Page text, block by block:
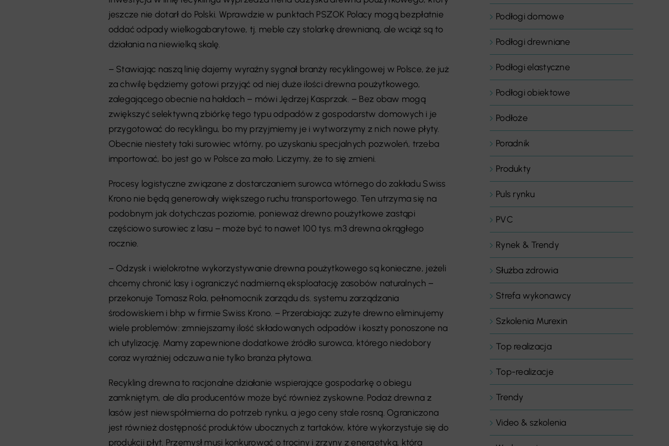
jeszcze nie dotarł do Polski. Wprawdzie w punktach PSZOK Polacy mogą bezpłatnie
oddać odpady wielkogabarytowe, tj. meble czy stolarkę drewnianą, ale wciąż są to
działania na niewielką skalę.
– Stawiając naszą linię dajemy wyraźny sygnał branży recyklingowej w Polsce, że już
za chwilę będziemy gotowi przyjąć od niej duże ilości drewna poużytkowego,
zalegającego obecnie na hałdach – mówi Jędrzej Kasprzak. – Bez obaw mogą
zwiększyć selektywną zbiórkę tego typu odpadów z gospodarstw domowych i je
przygotować do recyklingu, bo my przyjmiemy je i wytworzymy z nich nowe płyty.
Obecnie niestety taki surowiec wtórny, po uzyskaniu specjalnych pozwoleń, trzeba
importować, bo jest go w Polsce za mało. Liczymy, że to się zmieni.
Procesy logistyczne związane z dostarczaniem surowca wtórnego do zakładu Swiss
Krono nie będą generowały większego ruchu transportowego. Ten utrzyma się na
podobnym jak dotychczas poziomie, ponieważ drewno poużytkowe zastąpi
częściowo surowiec z lasu – może być to nawet 100 tys. m3 drewna okrągłego
rocznie.
– Odzysk i wielokrotne wykorzystywanie drewna poużytkowego są konieczne, jeżeli
chcemy chronić lasy i ograniczyć nadmierną eksploatację zasobów naturalnych –
przekonuje Tomasz Rola, pełnomocnik zarządu ds. systemu zarządzania
środowiskiem i bhp w firmie Swiss Krono. – Przerabiając zużyte drewno eliminujemy
wiele problemów: zmniejszamy ilość składowanych odpadów i koszty ponoszone na
ich utylizację. Mamy zapewnione dodatkowe źródło surowca, którego niedobory
coraz wyraźniej odczuwa nie tylko branża płytowa.
Recykling drewna to racjonalne działanie wspierające gospodarkę o obiegu
zamkniętym, ale dla producentów może być również zyskowne. Podaż drewna z
lasów jest niewspółmierna do potrzeb rynku, a jego ceny stale rosną. Ograniczona
jest również dostępność produktów ubocznych z tartaków, które wykorzystuje się do
produkcji płyt. Przemysł musi konkurować o trociny i zrzyny z energetyką, która
Podłogi domowe
Podłogi drewniane
Podłogi elastyczne
Podłogi obiektowe
Podłoże
Poradnik
Produkty
Puls rynku
PVC
Rynek & Trendy
Służba zdrowia
Strefa wykonawcy
Szkolenia Murexin
Top realizacja
Top-realizacje
Trendy
Video & szkolenia